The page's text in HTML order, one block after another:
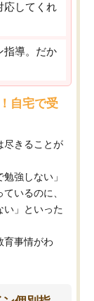
応してくれ
指導。だか
自宅で受
尽きることが
強しない」
いるのに、
い」といった
育事情がわ